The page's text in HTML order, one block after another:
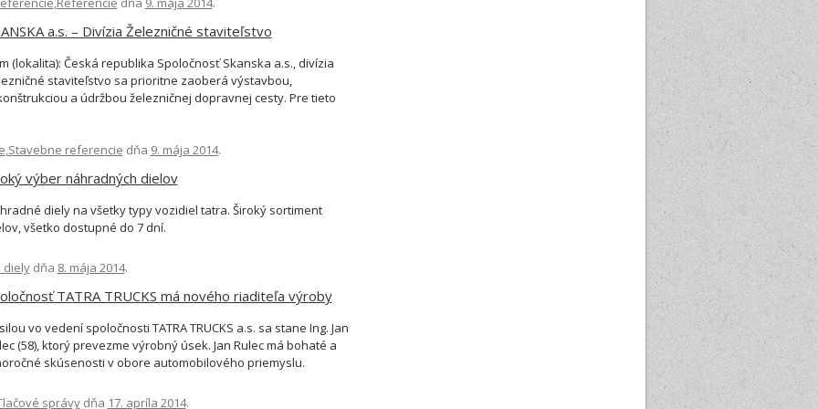
a.s. – Divízia Železničné staviteľstvo
(lokalita): Česká republika Spoločnosť Skanska a.s., divízia
staviteľstvo sa prioritne zaoberá výstavbou,
a údržbou železničnej dopravnej cesty. Pre tieto
rôznych nástavieb (autožeriavy , autobágre, a pod.).
vozidla sú v prípadoch, kedy […]
,Stavebne referencie dňa 9. mája 2014.
výber náhradných dielov
diely na všetky typy vozidiel tatra. Široký sortiment
všetko dostupné do 7 dní.
dielydňa 8. mája 2014.
TATRA TRUCKS má nového riaditeľa výroby
vo vedení spoločnosti TATRA TRUCKS a.s. sa stane Ing. Jan
(58), ktorý prevezme výrobný úsek. Jan Rulec má bohaté a
skúsenosti v obore automobilového priemyslu.
rady ích top managementu. Ťažkým úkolom nového
správydňa 17. apríla 2014.